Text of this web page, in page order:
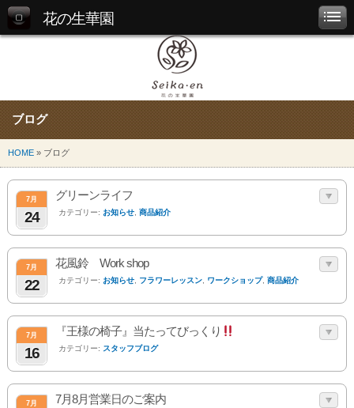
花の生華園
ブログ
HOME » ブログ
7月
24
グリーンライフ
カテゴリー: お知らせ 商品紹介
7月
22
花風鈴 Work shop
カテゴリー: お知らせ フラワーレッスン ワークショップ, 商品紹介
7月
16
『王様の椅子』当たってびっくり
カテゴリー: スタッフブログ
7月 7月8月営業日のご案内